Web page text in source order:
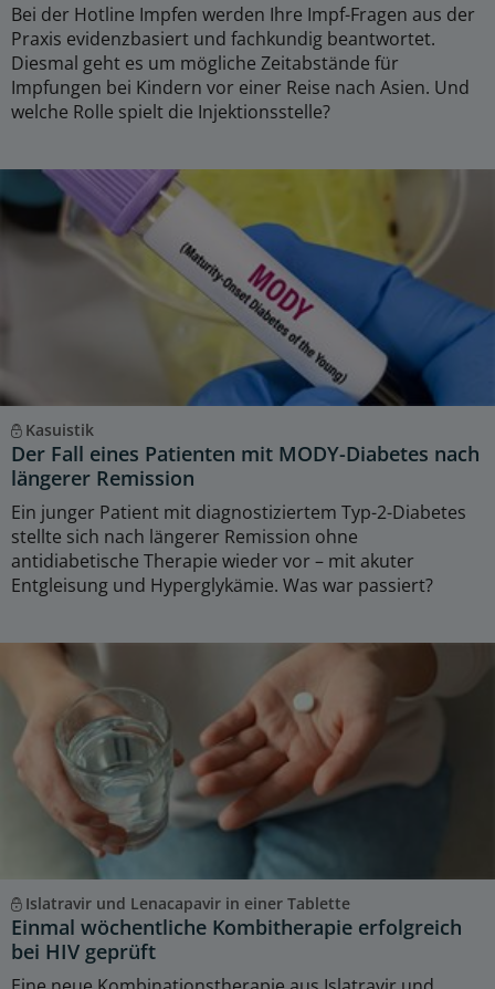
Bei der Hotline Impfen werden Ihre Impf-Fragen aus der
Praxis evidenzbasiert und fachkundig beantwortet.
Diesmal geht es um mögliche Zeitabstände für
Impfungen bei Kindern vor einer Reise nach Asien. Und
welche Rolle spielt die Injektionsstelle?
Kasuistik
Der Fall eines Patienten mit MODY-Diabetes nach
längerer Remission
Ein junger Patient mit diagnostiziertem Typ-2-Diabetes
stellte sich nach längerer Remission ohne
antidiabetische Therapie wieder vor – mit akuter
Entgleisung und Hyperglykämie. Was war passiert?
Islatravir und Lenacapavir in einer Tablette
Einmal wöchentliche Kombitherapie erfolgreich
bei HIV geprüft